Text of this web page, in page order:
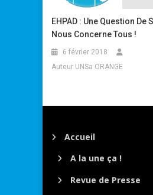
EHPAD : Une Question De
Nous Concerne Tous !
6 février 2018
Auteur UNSa ORANGE
Accueil
A la une ça !
Revue de Presse